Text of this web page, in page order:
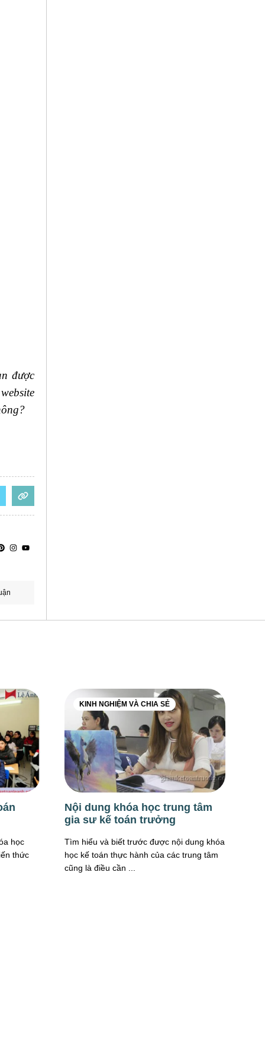
được
học
thức
KINH NGHIỆM VÀ CHIA SẺ
Nội dung khóa học trung tâm
gia sư kế toán trưởng
Tìm hiểu và biết trước được nội dung khóa
học kế toán thực hành của các trung tâm
cũng là điều cần ...